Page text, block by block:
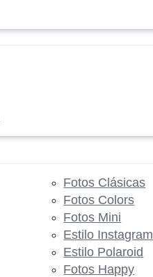
Fotos Clásicas
Fotos Colors
Fotos Mini
Estilo Instagram
Estilo Polaroid
Fotos Happy